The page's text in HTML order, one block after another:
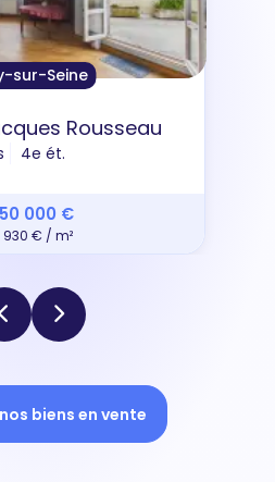
sur-Seine
Rousseau
4e ét.
000 €
930 € / m²
biens en vente